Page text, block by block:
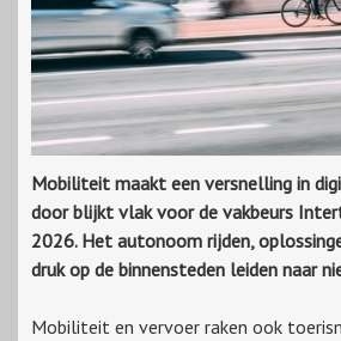
Mobiliteit maakt een versnelling in
door blijkt vlak voor de vakbeurs
2026. Het autonoom rijden,
druk op de binnensteden leiden naar
Mobiliteit en vervoer raken ook